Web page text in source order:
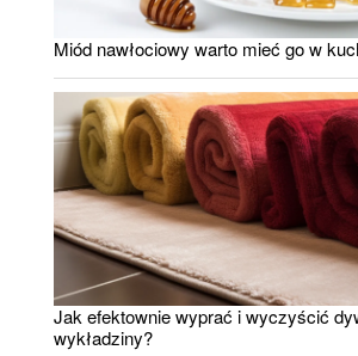
Miód nawłociowy warto mieć go w
Jak efektownie wyprać i wyczyścić
wykładziny?